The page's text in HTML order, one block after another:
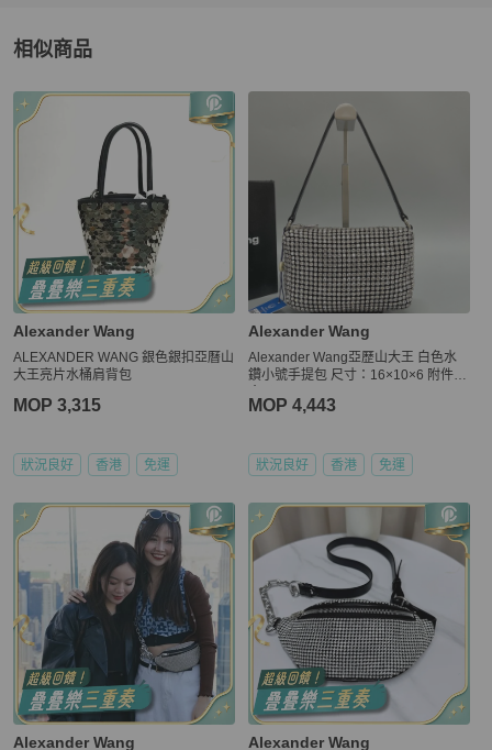
相似商品
更多相似Alexander Wang女包推薦精品
Alexander Wang
ALEXANDER WANG 銀色銀扣亞曆山
大王亮片水桶肩背包
MOP 3,315
狀況良好 香港 免運
Alexander Wang
Alexander Wang亞歷山大王 白色水
鑽小號手提包 尺寸：16×10×6 附件：
MOP 4,443
狀況良好 香港 免運
Alexander Wang Alexander Wang